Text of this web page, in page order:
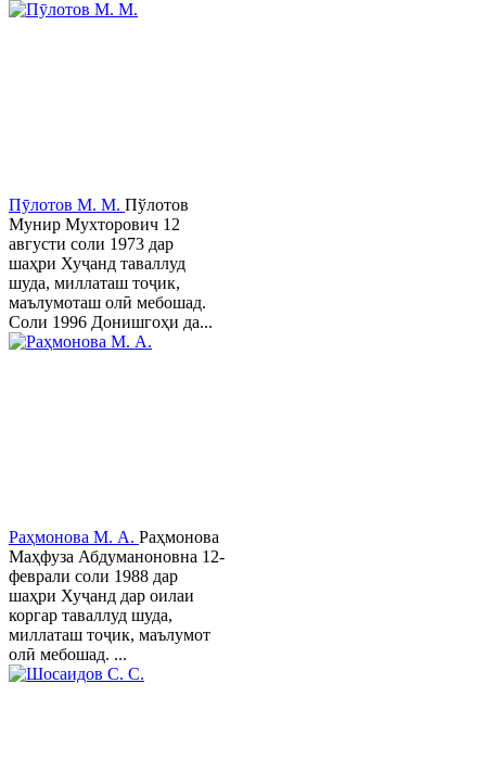
Пӯлотов М. М. Пўлотов
Мунир Мухторович 12
августи соли 1973 дар
шаҳри Хуҷанд таваллуд
шуда, миллаташ тоҷик,
маълумоташ олӣ мебошад.
Соли 1996 Донишгоҳи да...
Раҳмонова М. А. Раҳмонова
Маҳфуза Абдуманоновна 12-
феврали соли 1988 дар
шаҳри Хуҷанд дар оилаи
коргар таваллуд шуда,
миллаташ тоҷик, маълумот
олӣ мебошад. ...